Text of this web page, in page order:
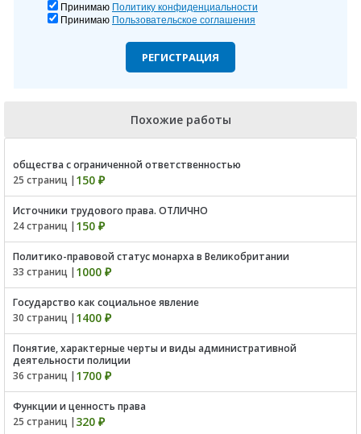
Принимаю Политику конфиденциальности
Принимаю Пользовательское соглашения
РЕГИСТРАЦИЯ
Похожие работы
общества с ограниченной ответственностью
25 страниц | 150 ₽
Источники трудового права. ОТЛИЧНО
24 страниц | 150 ₽
Политико-правовой статус монарха в Великобритании
33 страниц | 1000 ₽
Государство как социальное явление
30 страниц | 1400 ₽
Понятие, характерные черты и виды административной
деятельности полиции
36 страниц | 1700 ₽
Функции и ценность права
25 страниц | 320 ₽